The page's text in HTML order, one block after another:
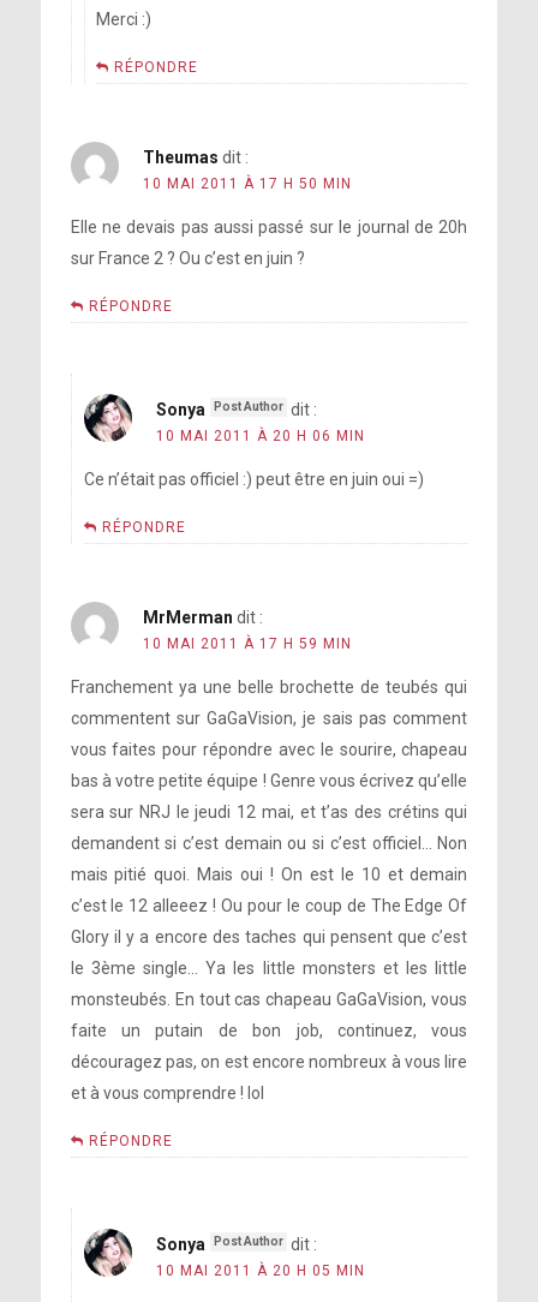
Merci :)
RÉPONDRE
Theumas dit :
10 MAI 2011 À 17 H 50 MIN
Elle ne devais pas aussi passé sur le journal de 20h
sur France 2 ? Ou c’est en juin ?
RÉPONDRE
Sonya dit :
10 MAI 2011 À 20 H 06 MIN
Ce n’était pas officiel :) peut être en juin oui =)
RÉPONDRE
MrMerman dit :
10 MAI 2011 À 17 H 59 MIN
Franchement ya une belle brochette de teubés qui
commentent sur GaGaVision, je sais pas comment
vous faites pour répondre avec le sourire, chapeau
bas à votre petite équipe ! Genre vous écrivez qu’elle
sera sur NRJ le jeudi 12 mai, et t’as des crétins qui
demandent si c’est demain ou si c’est officiel… Non
mais pitié quoi. Mais oui ! On est le 10 et demain
c’est le 12 alleeez ! Ou pour le coup de The Edge Of
Glory il y a encore des taches qui pensent que c’est
le 3ème single… Ya les little monsters et les little
monsteubés. En tout cas chapeau GaGaVision, vous
faite un putain de bon job, continuez, vous
découragez pas, on est encore nombreux à vous lire
et à vous comprendre ! lol
RÉPONDRE
Sonya dit :
10 MAI 2011 À 20 H 05 MIN